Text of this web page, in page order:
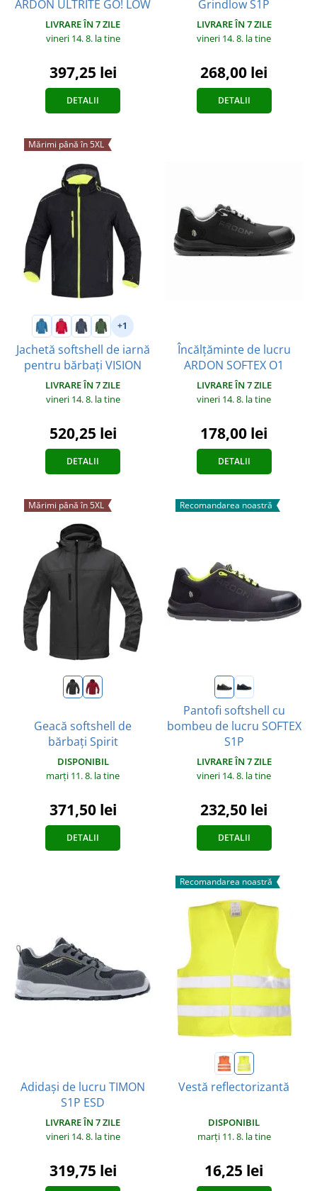
ARDON ULTRITE GO! LOW
LIVRARE ÎN 7 ZILE
vineri 14. 8. la tine
397,25 lei
DETALII
Grindlow S1P
LIVRARE ÎN 7 ZILE
vineri 14. 8. la tine
268,00 lei
DETALII
Mărimi până în 5XL
+1
Jachetă softshell de iarnă
pentru bărbați VISION
LIVRARE ÎN 7 ZILE
vineri 14. 8. la tine
520,25 lei
DETALII
Încălțăminte de lucru
ARDON SOFTEX O1
LIVRARE ÎN 7 ZILE
vineri 14. 8. la tine
178,00 lei
DETALII
Mărimi până în 5XL
Geacă softshell de
bărbați Spirit
DISPONIBIL
marți 11. 8. la tine
371,50 lei
DETALII
Recomandarea noastră
Pantofi softshell cu
bombeu de lucru SOFTEX
S1P
LIVRARE ÎN 7 ZILE
vineri 14. 8. la tine
232,50 lei
DETALII
Adidași de lucru TIMON
S1P ESD
LIVRARE ÎN 7 ZILE
vineri 14. 8. la tine
319,75 lei
Recomandarea noastră
Vestă reflectorizantă
DISPONIBIL
marți 11. 8. la tine
16,25 lei